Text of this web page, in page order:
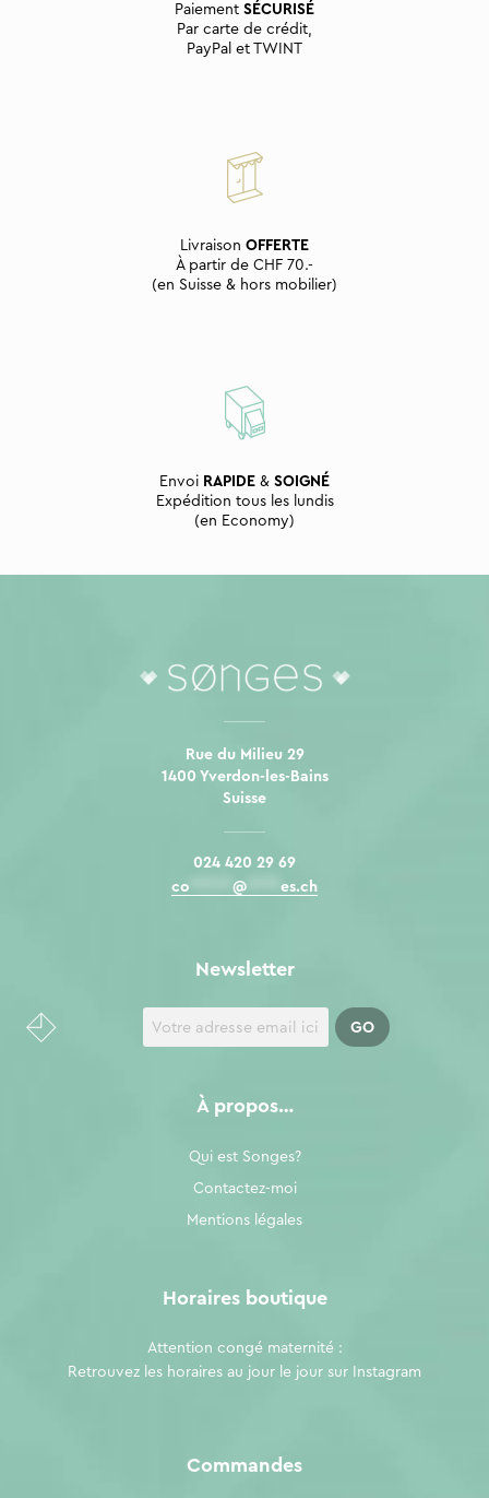
Paiement SÉCURISÉ
Par carte de crédit,
PayPal et TWINT
Livraison OFFERTE
À partir de CHF 70.-
(en Suisse & hors mobilier)
Envoi RAPIDE & SOIGNÉ
Expédition tous les lundis
(en Economy)
Rue du Milieu 29
1400 Yverdon-les-Bains
Suisse
024 420 29 69
co
@ es.ch
Commandes
À propos…
Qui est Songes?
Contactez-moi
Mentions légales
Newsletter
Horaires boutique
Attention congé maternité :
Retrouvez les horaires au jour le jour sur
Instagram